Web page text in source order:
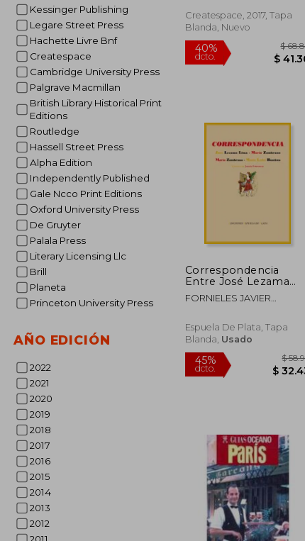
Kessinger Publishing
Legare Street Press
Hachette Livre Bnf
Createspace
Cambridge University Press
Palgrave Macmillan
British Library Historical Print
Editions
Routledge
Hassell Street Press
Alpha Edition
Independently Published
Gale Ncco Print Editions
Oxford University Press
De Gruyter
Palala Press
Literary Licensing Llc
Brill
Planeta
Princeton University Press
AÑO EDICIÓN
2022
2021
2020
2019
2018
2017
2016
2015
2014
2013
2012
Createspace, 2017, Tapa
Blanda, Nuevo
dcto.
Correspondencia
Entre José Lezama
Lima y María
Zambrano y Entre
María Luisa Bautista
FORNIELES JAVIER
Espuela De Plata, Tapa
Blanda, Usado